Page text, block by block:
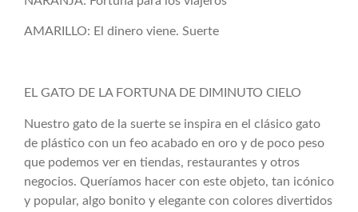
AMARILLO: El dinero viene. Suerte
EL GATO DE LA FORTUNA DE DIMINUTO CIELO
Nuestro gato de la suerte se inspira en el clásico gato
de plástico con un feo acabado en oro y de poco peso
que podemos ver en tiendas, restaurantes y otros
negocios. Queríamos hacer con este objeto, tan icónico
y popular, algo bonito y elegante con colores divertidos